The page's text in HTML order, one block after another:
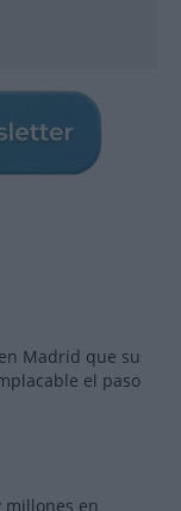
Madrid que su
el paso
millones en